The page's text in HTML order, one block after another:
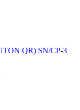
QR) SN/CP-3